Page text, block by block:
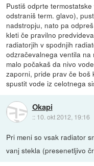
Pustiš odprte
odstraniš term. glavo),
nadstropju, nato pa
kleti če pravilno
radiatorjih v spodnjih
odzračevalnega ventila
malo počakaš da nivo
zaporni, pride prav če boš
spustit vode iz celotnega
Okapi
:: 10. okt 2012, 19:16
Pri meni so vsak radiator
vanj stekla (presenetljivo